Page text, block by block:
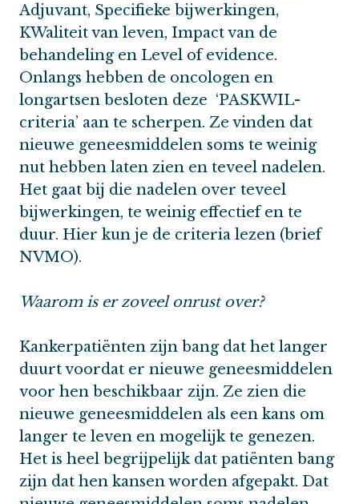
Adjuvant, Specifieke bijwerkingen,
KWaliteit van leven, Impact van de
behandeling en Level of evidence.
Onlangs hebben de oncologen en
longartsen besloten deze ‘PASKWIL-
criteria’ aan te scherpen. Ze vinden dat
nieuwe geneesmiddelen soms te weinig
nut hebben laten zien en teveel nadelen.
Het gaat bij die nadelen over teveel
bijwerkingen, te weinig effectief en te
duur. Hier kun je de criteria lezen (brief
NVMO).
Waarom is er zoveel onrust over?
Kankerpatiënten zijn bang dat het langer
duurt voordat er nieuwe geneesmiddelen
voor hen beschikbaar zijn. Ze zien die
nieuwe geneesmiddelen als een kans om
langer te leven en mogelijk te genezen.
Het is heel begrijpelijk dat patiënten bang
zijn dat hen kansen worden afgepakt. Dat